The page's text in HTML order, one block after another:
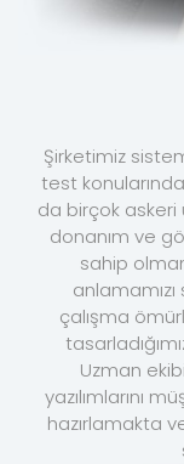
Şirketimiz
test
da birçok
donanım ve
sahip
çalışma
Uzman
yazılımlarını
hazırlamakta